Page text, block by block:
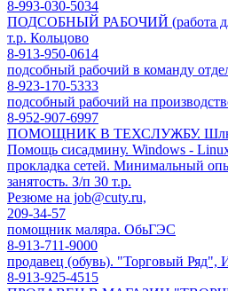
8-993-030-5034
ПОДСОБНЫЙ РАБОЧИЙ (работа
т.р. Кольцово
8-913-950-0614
подсобный рабочий в команду
8-923-170-5333
подсобный рабочий на
8-952-907-6997
ПОМОЩНИК В ТЕХСЛУЖБУ. Шлюз,
Помощь сисадмину. Windows -
прокладка сетей. Минимальный
занятость. З/п 30 т.р.
Резюме на job@cuty.ru,
209-34-57
помощник маляра. ОбьГЭС
8-913-711-9000
продавец (обувь). "Торговый Ряд",
8-913-925-4515